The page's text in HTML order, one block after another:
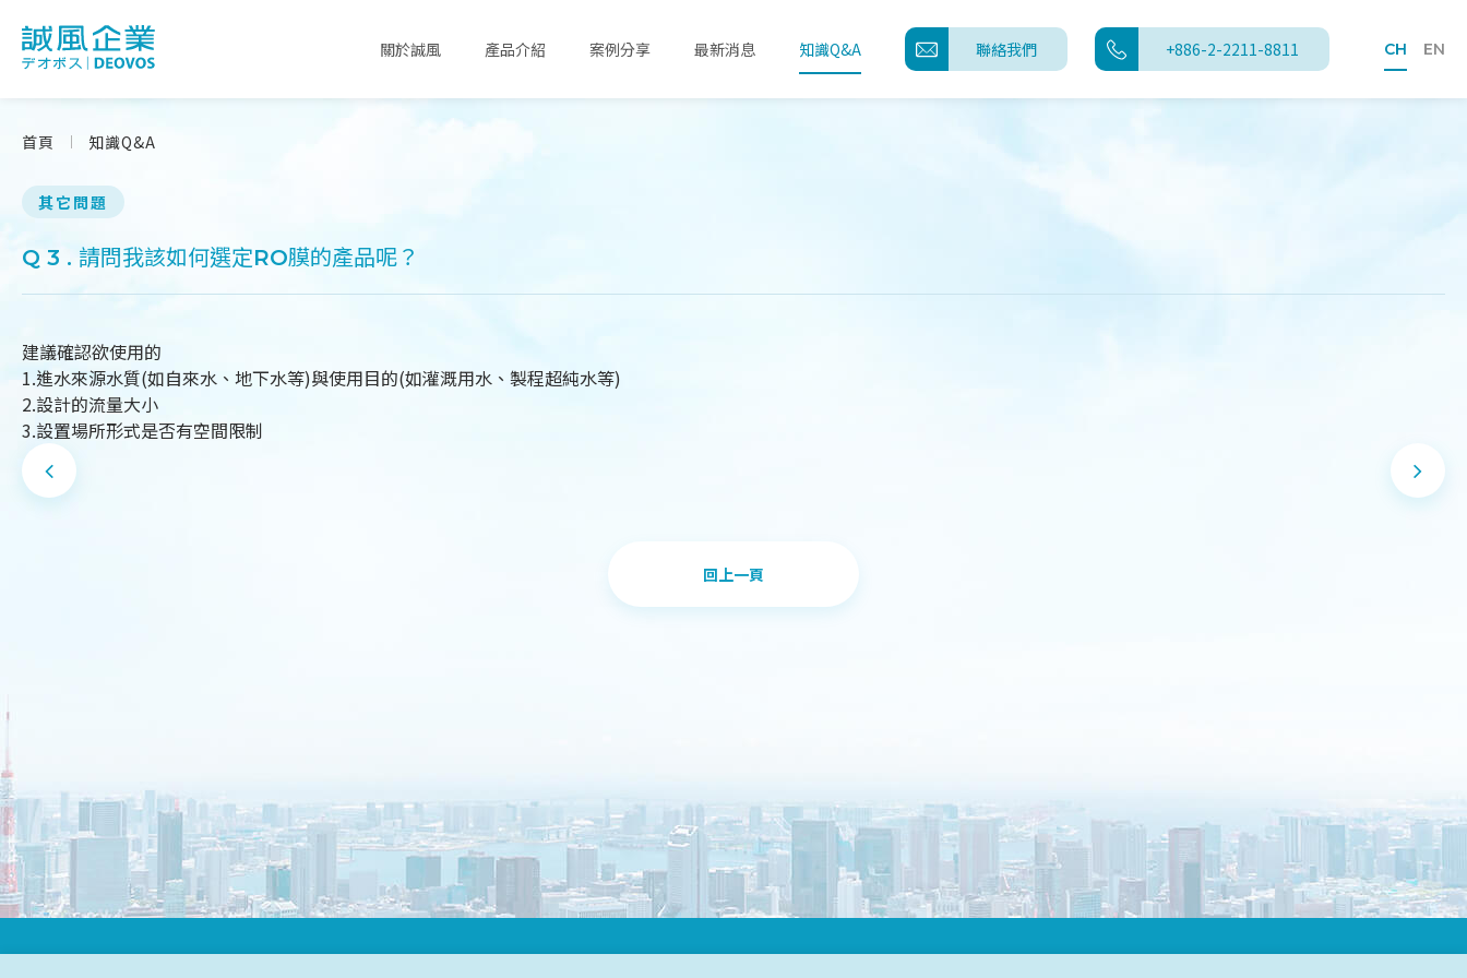
關於誠風 產品介紹 案例分享 最新消息 知識Q&A 聯絡我們 +886-2-2211-8811 CH EN
首頁 知識Q&A
其它問題
Q 3 . 請問我該如何選定RO膜的產品呢？
建議確認欲使用的
1.進水來源水質(如自來水、地下水等)與使用目的(如灌溉用水、製程超純水等)
2.設計的流量大小
3.設置場所形式是否有空間限制
回上一頁
案例分享
DESIGN IBEST